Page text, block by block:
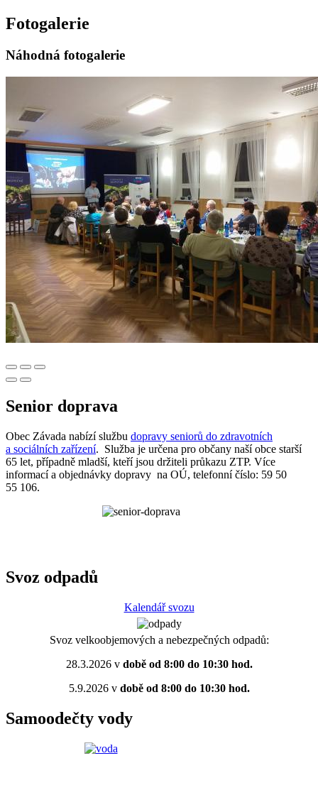
Fotogalerie
Náhodná fotogalerie
Senior doprava
Obec Závada nabízí službu dopravy seniorů do zdravotních
a sociálních zařízení. Služba je určena pro občany naší obce starší
65 let, případně mladší, kteří jsou držiteli průkazu ZTP. Více
informací a objednávky dopravy na OÚ, telefonní číslo: 59 50
55 106.
Svoz odpadů
Kalendář svozu
Svoz velkoobjemových a nebezpečných odpadů:
28.3.2026 vdobě od 8:00 do 10:30 hod.
5.9.2026 vdobě od 8:00 do 10:30 hod.
Samoodečty vody